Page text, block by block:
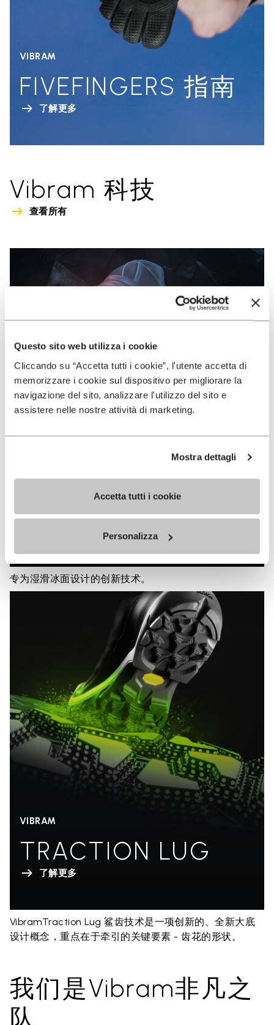
Questo sito web utilizza i cookie
Cliccando su “Accetta tutti i cookie”, l'utente accetta di
memorizzare i cookie sul dispositivo per migliorare la
navigazione del sito, analizzare l'utilizzo del sito e
assistere nelle nostre attività di marketing.
Mostra dettagli
Accetta tutti i cookie
Personalizza
VIBRAM
FIVEFINGERS 指南
了解更多
Vibram 科技
查看所有
VIBRAM
MEGAGRIP
专为湿滑冰面设计的创新技术。
VIBRAM
TRACTION LUG
了解更多
VibramTraction Lug 鲨齿技术是一项创新的、全新大底
设计概念，重点在于牵引的关键要素 - 齿花的形状。
我们是Vibram非凡之
队